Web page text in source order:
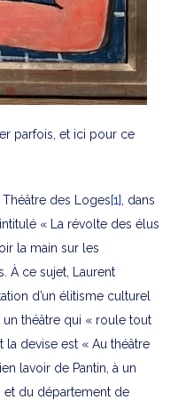
parfois, et ici pour ce
des Loges[1]
, dans
« La révolte des élus
la main sur les
À ce sujet, Laurent
d’un élitisme culturel
un théâtre qui « roule tout
la devise est « Au théâtre
lavoir de Pantin, à un
et du département de